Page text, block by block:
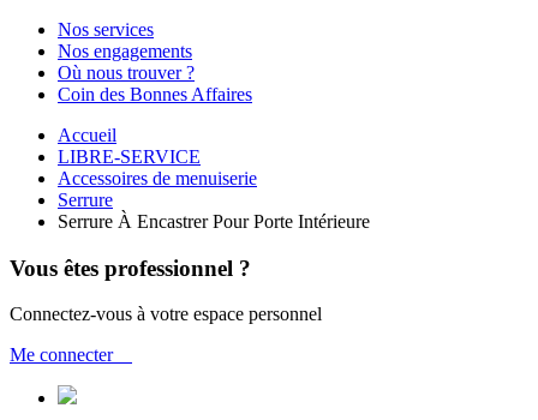
Nos services
Nos engagements
Où nous trouver ?
Coin des Bonnes Affaires
Accueil
LIBRE-SERVICE
Accessoires de menuiserie
Serrure
Serrure À Encastrer Pour Porte Intérieure
Vous êtes professionnel ?
Connectez-vous à votre espace personnel
Me connecter